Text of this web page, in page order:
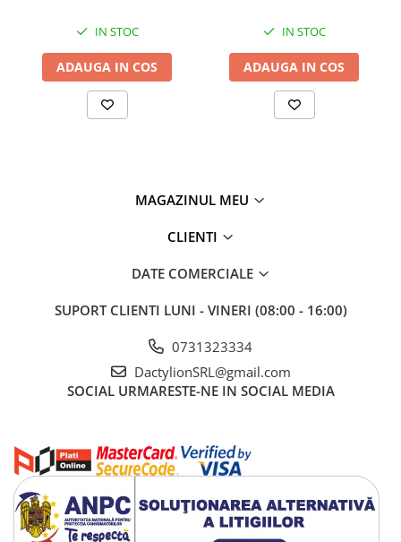
Dotat cu protecție împotrivascurtcircuitului, polarității
prelungește durata de viață a acumulatorilor. De asemenea, este
procesului de încărcare.
bicicleta
IN STOC
ADAUGA IN COS
IN STOC
ADAUGA IN COS
MAGAZINUL MEU
CLIENTI
DATE COMERCIALE
SUPORT CLIENTI LUNI - VINERI (08:00 - 16:00)
0731323334
DactylionSRL@gmail.com
SOCIAL URMARESTE-NE IN SOCIAL MEDIA